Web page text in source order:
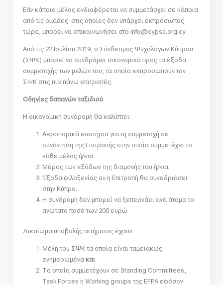
Εάν κάποιο μέλος ενδιαφέρεται να συμμετάσχει σε κάποια
από τις ομάδες στις οποίες δεν υπάρχει εκπρόσωπος
τώρα, μπορεί να επικοινωνήσει στο info@cypsa.org.cy
Από τις 22 Ιουλίου 2019, ο Σύνδεσμος Ψυχολόγων Κύπρου
(ΣΨΚ) μπορεί να συνδράμει οικονομικά προς τα έξοδα
συμμετοχής των μελών του, τα οποία εκπροσωπούν τον
ΣΨΚ στις πιο πάνω επιτροπές.
Οδηγίες δαπανών ταξιδιού
Η οικονομική συνδρομή θα καλύπτει:
Αεροπορικά εισιτήρια για τη συμμετοχή σε
συνάντηση της Επιτροπής στην οποία συμμετέχει το
κάθε μέλος ή/και
Μέρος των εξόδων της διαμονής του ή/και
Έξοδα φιλοξενίας αν η Επιτροπή θα συνεδριάσει
στην Κύπρο.
Η συνδρομή δεν μπορεί να ξεπερνάει ανά άτομο το
ανώτατο ποσό των 200 ευρώ.
Δικαίωμα υποβολής αιτήματος έχουν:
Μέλη του ΣΨΚ τα οποία είναι ταμειακώς
ενημερωμένα και
Τα οποία συμμετέχουν σε Standing Committees,
Task Forces ή Working groups της EFPA εφόσον